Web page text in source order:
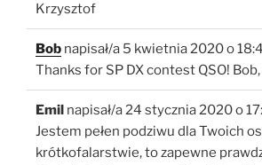
Krzysztof
Bob napisał/a 5 kwietnia 2020o
Thanks for SP DX contest QSO! Bob,
Emil napisał/a24 stycznia 2020o
Jestem pełen podziwu dla Twoich
krótkofalarstwie, to zapewne